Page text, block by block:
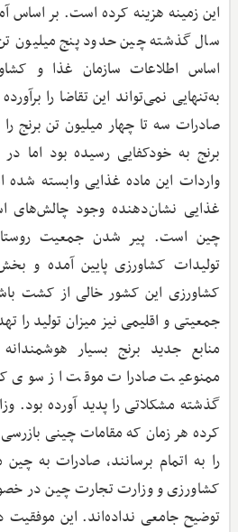
این زمینه هزینه کرده است. بر اساس
سال گذشته چین حدود پنج میلیون
اساس اطلاعات سازمان غذا و
به‌تنهایی نمی‌تواند این تقاضا را
صادرات سه تا چهار میلیون تن برنج
برنج به خودکفایی رسیده بود اما
واردات این ماده غذایی وابسته
غذایی نشان‌دهنده وجود
چین است. پیر شدن جمعیت
تولیدات کشاورزی پایین آمده و
کشاورزی این کشور خالی از کشت
جمعیتی و اقلیمی نیز میزان تولید را
منابع جدید برنج بسیار
ممنوعیت صادرات موقت از سوی
گذشته مشکلاتی را پدید آورده بود.
کرده هر زمان که مقامات چینی بازرسی
را به اتمام برسانند، صادرات به
کشاورزی و وزارت تجارت چین در
توضیح جامعی نداده‌اند. این